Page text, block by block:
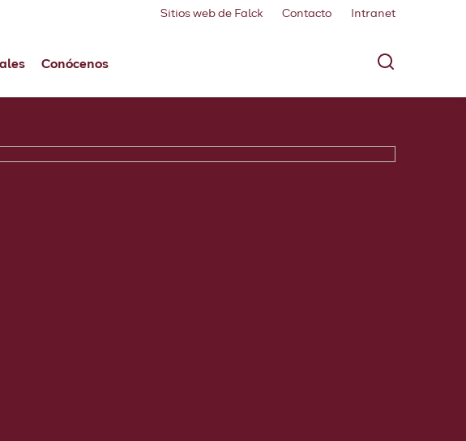
Sitios web de Falck Contacto Intranet
Conócenos